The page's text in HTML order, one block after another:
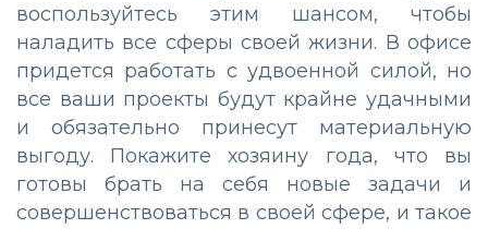
воспользуйтесь этим шансом, чтобы
наладить все сферы своей жизни. В офисе
придется работать с удвоенной силой, но
все ваши проекты будут крайне удачными
и обязательно принесут материальную
выгоду. Покажите хозяину года, что вы
готовы брать на себя новые задачи и
совершенствоваться в своей сфере, и такое